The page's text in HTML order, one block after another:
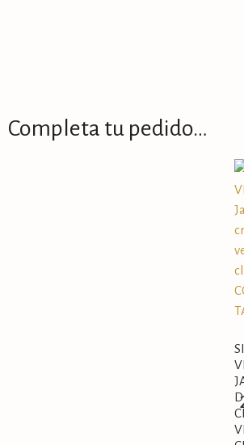
Completa tu pedido…